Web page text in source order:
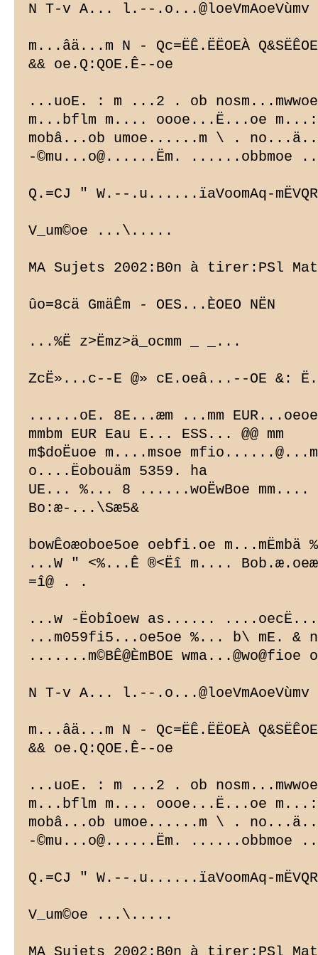
N T-v A... l.--.o...@loeVmAoeVùmv
m...âä...m N - Qc=ËÊ.ËËOEÀ
&& oe.Q:QOE.Ê--oe
...uoE. : m ...2 . ob
m...bflm m.... oooe...Ë...oe
mobâ...ob umoe......m \ .
-©mu...o@......Ëm.
Q.=CJ " W.--.u......ïaVoomAq-
V_um©oe ...\.....
MA Sujets 2002:B0n à tirer:PSl
ûo=8cä GmäÊm - OES...ÈOEO NËN
...%Ë z>Ëmz>ä_ocmm _ _...
ZcË»...c--E @» cE.oeâ...--OE &:
......oE. 8E...æm ...mm
mmbm EUR Eau E... ESS... @@ mm
m$doËuoe m....msoe
o....Ëobouäm 5359. ha
UE... %... 8 ......woËwBoe mm....
Bo:æ-...\Sæ5&
bowÊoæoboe5oe oebfi.oe
...W " <%...Ê ®<Ëî m.... Bob.æ.oeæ
=î@ . .
...w -Ëobîoew as......
...m059fi5...oe5oe %... b\ mE. &
.......m©BÊ@ÈmBOE
N T-v A... l.--.o...@loeVmAoeVùmv
m...âä...m N - Qc=ËÊ.ËËOEÀ
&& oe.Q:QOE.Ê--oe
...uoE. : m ...2 . ob
m...bflm m.... oooe...Ë...oe
mobâ...ob umoe......m \ .
-©mu...o@......Ëm.
Q.=CJ " W.--.u......ïaVoomAq-
V_um©oe ...\.....